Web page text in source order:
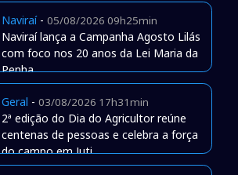
Naviraí- 05/08/2026 09h25min
Naviraí lança a Campanha Agosto Lilás
com foco nos 20 anos da Lei Maria da
Penha
Geral - 03/08/2026 17h31min
2ª edição do Dia do Agricultor reúne
centenas de pessoas e celebra a força
do campo em Juti